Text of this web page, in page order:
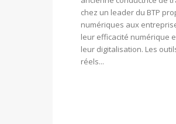
chez un leader du BTP
numériques aux
leur efficacité numérique
leur digitalisation. Les
réels...